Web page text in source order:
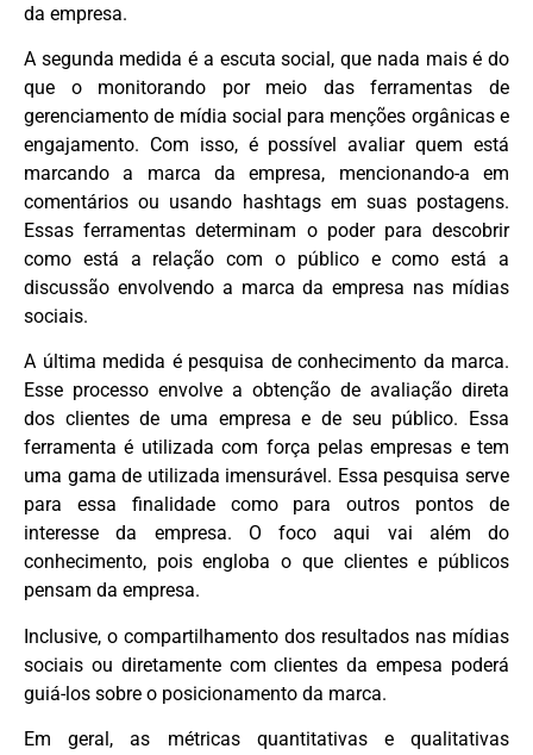
da empresa.
A segunda medida é a escuta social, que nada mais é do
que o monitorando por meio das ferramentas de
gerenciamento de mídia social para menções orgânicas e
engajamento. Com isso, é possível avaliar quem está
marcando a marca da empresa, mencionando-a em
comentários ou usando hashtags em suas postagens.
Essas ferramentas determinam o poder para descobrir
como está a relação com o público e como está a
discussão envolvendo a marca da empresa nas mídias
sociais.
A última medida é pesquisa de conhecimento da marca.
Esse processo envolve a obtenção de avaliação direta
dos clientes de uma empresa e de seu público. Essa
ferramenta é utilizada com força pelas empresas e tem
uma gama de utilizada imensurável. Essa pesquisa serve
para essa finalidade como para outros pontos de
interesse da empresa. O foco aqui vai além do
conhecimento, pois engloba o que clientes e públicos
pensam da empresa.
Inclusive, o compartilhamento dos resultados nas mídias
sociais ou diretamente com clientes da empesa poderá
guiá-los sobre o posicionamento da marca.
Em geral, as métricas quantitativas e qualitativas